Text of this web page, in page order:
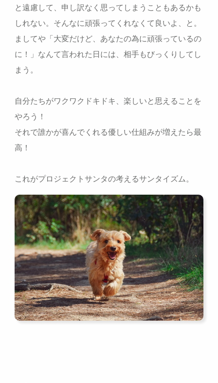
と遠慮して、申し訳なく思ってしまうこともあるかも
しれない。そんなに頑張ってくれなくて良いよ、と。
ましてや「大変だけど、あなたの為に頑張っているの
に！」なんて言われた日には、相手もびっくりしてし
まう。
自分たちがワクワクドキドキ、楽しいと思えることを
やろう！
それで誰かが喜んでくれる優しい仕組みが増えたら最
高！
これがプロジェクトサンタの考えるサンタイズム。